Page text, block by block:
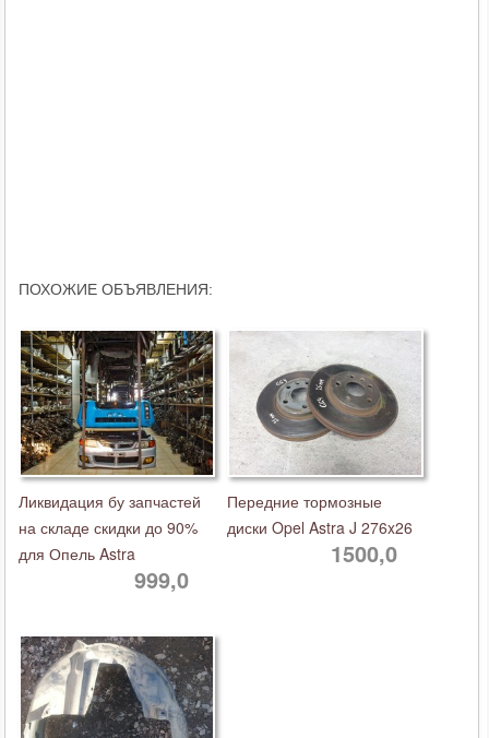
ПОХОЖИЕ ОБЪЯВЛЕНИЯ:
Ликвидация бу запчастей
на складе скидки до 90%
для Опель Astra
999,0
Передние тормозные
диски Opel Astra J 276x26
1500,0